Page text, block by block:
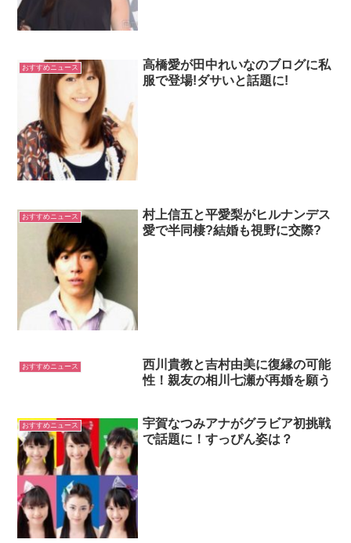
おすすめニュース
高橋愛が田中れいなのブログに私
服で登場!ダサいと話題に!
おすすめニュース
村上信五と平愛梨がヒルナンデス
愛で半同棲?結婚も視野に交際?
おすすめニュース
西川貴教と吉村由美に復縁の可能
性！親友の相川七瀬が再婚を願う
おすすめニュース
宇賀なつみアナがグラビア初挑戦
で話題に！すっぴん姿は？